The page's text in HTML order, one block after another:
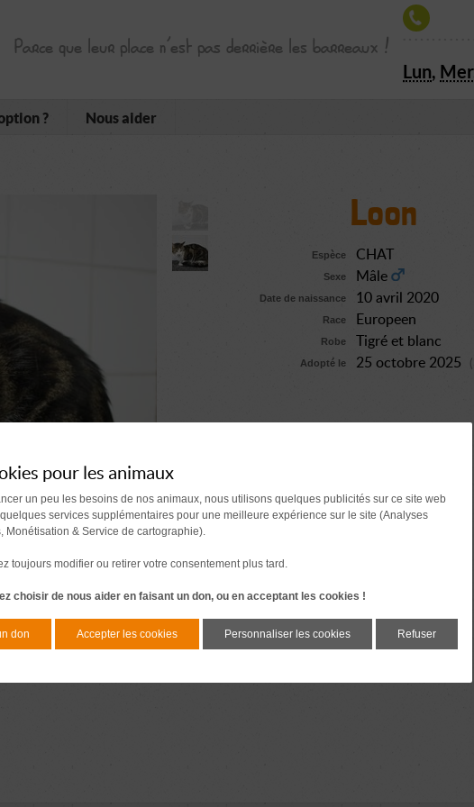
Parce que leur place n’est pas derrière les barreaux !
Lun, Mer
? Nous aider
Loon
Espèce CHAT
Sexe Mâle
Date de naissance 10 avril 2020
Race Europeen
Robe Tigré et blanc
Adopté le 25 octobre 2025
pour les animaux
un peu les besoins de nos animaux, nous utilisons quelques publicités sur ce site web
services supplémentaires pour une meilleure expérience sur le site (Analyses
Monétisation & Service de cartographie).
toujours modifier ou retirer votre consentement plus tard.
choisir de nous aider en faisant un don, ou en acceptant les cookies !
don Accepter les cookies Personnaliser les cookies Refuser